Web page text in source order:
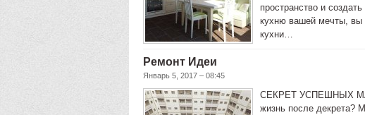
пространство и
кухню вашей мечты, вы
кухни…
Ремонт Идеи
Январь 5, 2017 – 08:45
СЕКРЕТ УСПЕШНЫХ
жизнь после декрета?